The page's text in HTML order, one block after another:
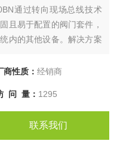
通过转向现场总线技术
且易于配置的阀门套件，
内的其他设备。解决方案
。这些组件共同满足了
商性质： 经销商
问 量： 1295
联系我们